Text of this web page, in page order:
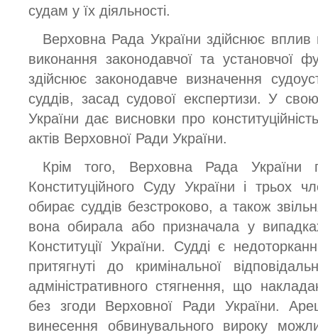
судам у їх діяльності.
Верховна Рада України здійснює
виконання законодавчої та установчої
здійснює законодавче визначення
суддів, засад судової експертизи. У
України дає висновки про
актів Верховної Ради України.
Крім того, Верховна Рада України
Конституційного Суду України і трьох
обирає суддів безстроково, а також
вона обирала або призначала у
Конституції України. Судді є
притягнуті до кримінальної
адміністративного стягнення, що
без згоди Верховної Ради України.
винесення обвинувального вироку